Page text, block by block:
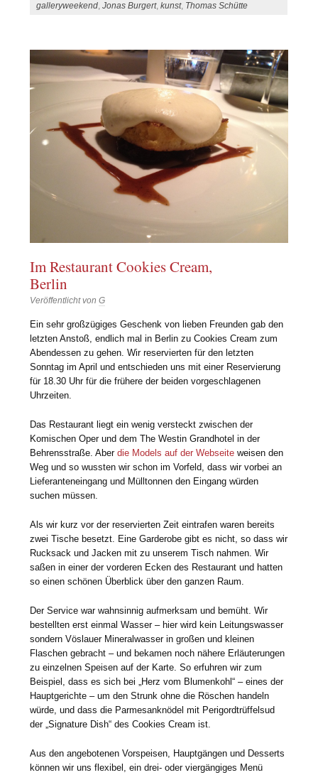
galleryweekend,Jonas Burgert,kunst, Thomas Schütte
Im Restaurant Cookies Cream,
Berlin
Veröffentlicht vonG
Ein sehr großzügiges Geschenk von lieben Freunden gab den
letzten Anstoß, endlich mal in Berlin zu Cookies Cream zum
Abendessen zu gehen. Wir reservierten für den letzten
Sonntag im April und entschieden uns mit einer Reservierung
für 18.30 Uhr für die frühere der beiden vorgeschlagenen
Uhrzeiten.
Das Restaurant liegt ein wenig versteckt zwischen der
Komischen Oper und dem The Westin Grandhotel in der
Behrensstraße. Aberdie Models auf der Webseite weisen den
Weg und so wussten wir schon im Vorfeld, dass wir vorbei an
Lieferanteneingang und Mülltonnen den Eingang würden
suchen müssen.
Als wir kurz vor der reservierten Zeit eintrafen waren bereits
zwei Tische besetzt. Eine Garderobe gibt es nicht, so dass wir
Rucksack und Jacken mit zu unserem Tisch nahmen. Wir
saßen in einer der vorderen Ecken des Restaurant und hatten
so einen schönen Überblick über den ganzen Raum.
Der Service war wahnsinnig aufmerksam und bemüht. Wir
bestellten erst einmal Wasser – hier wird kein Leitungswasser
sondern Vöslauer Mineralwasser in großen und kleinen
Flaschen gebracht – und bekamen noch nähere Erläuterungen
zu einzelnen Speisen auf der Karte. So erfuhren wir zum
Beispiel, dass es sich bei „Herz vom Blumenkohl“ – eines der
Hauptgerichte – um den Strunk ohne die Röschen handeln
würde, und dass die Parmesanknödel mit Perigordtrüffelsud
der „Signature Dish“ des Cookies Cream ist.
Aus den angebotenen Vorspeisen, Hauptgängen und Desserts
können wir uns flexibel, ein drei- oder viergängiges Menü